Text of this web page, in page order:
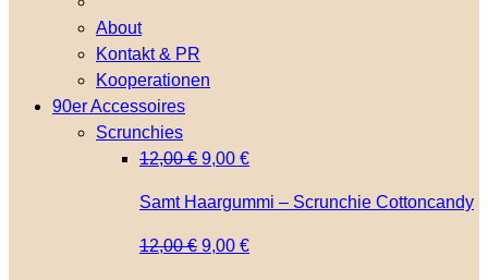
About
Kontakt & PR
Kooperationen
90er Accessoires
Scrunchies
12,00€ Ursprünglicher
war:
12,00 €
9,00 €Aktueller
ist:
9,00 €.
Samt Haargummi – Scrunchie Cottoncandy
12,00€ Ursprünglicher
9,00 €Aktueller